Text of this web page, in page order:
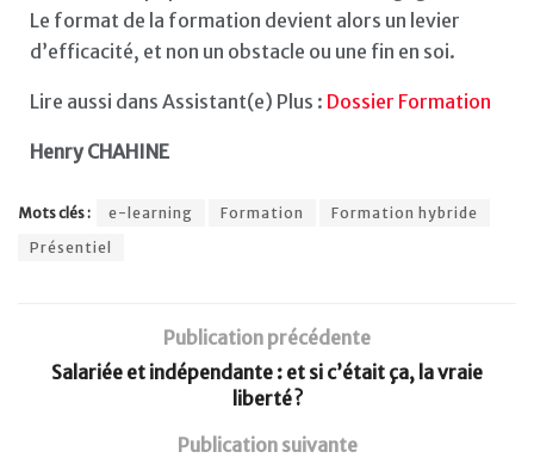
Le format de la formation devient alors un levier
d’efficacité, et non un obstacle ou une fin en soi.
Lire aussi dans Assistant(e) Plus : Dossier Formation
Henry CHAHINE
Mots clés : e-learning Formation
Formation hybride
Présentiel
Publication précédente
Salariée et indépendante : et si c’était ça, la vraie
liberté ?
Publication suivante